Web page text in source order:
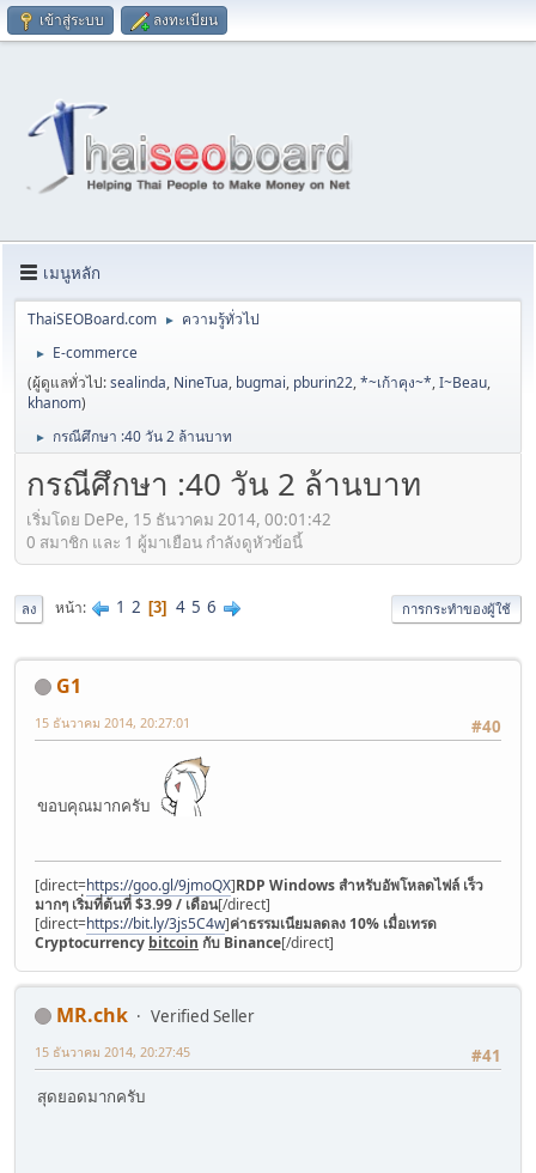
เข้าสู่ระบบ ลงทะเบียน
เมนูหลัก
ThaiSEOBoard.com ► ความรู้ทั่วไป
►
E-commerce
(ผู้ดูแลทั่วไป:sealinda, NineTua, bugmai, pburin22,*~เก้าคุง~*,I~Beau,
khanom)
► กรณีศึกษา :40 วัน 2 ล้านบาท
กรณีศึกษา :40 วัน 2 ล้านบาท
เริ่มโดย DePe, 15 ธันวาคม 2014, 00:01:42
0 สมาชิก และ 1 ผู้มาเยือน กำลังดูหัวข้อนี้
ลง หน้า 1 2 3 4 5 6 การกระทำของผู้ใช้
G1
#40
15 ธันวาคม 2014, 20:27:01
ขอบคุณมากครับ
[direct=https://goo.gl/9jmoQX]RDP Windows สำหรับอัพโหลดไฟล์ เร็ว
มากๆ เริ่มที่ต้นที่ $3.99 / เดือน[/direct]
[direct=https://bit.ly/3js5C4w]ค่าธรรมเนียมลดลง 10% เมื่อเทรด
Cryptocurrency bitcoin กับ Binance[/direct]
MR.chk
Verified Seller
#41
15 ธันวาคม 2014, 20:27:45
สุดยอดมากครับ